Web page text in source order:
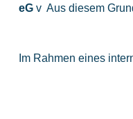
eG v Aus diesem
Im Rahmen eines